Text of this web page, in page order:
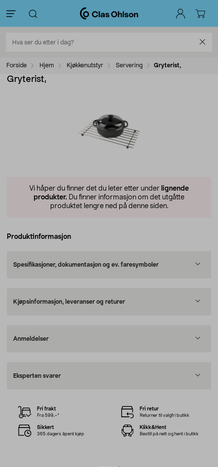
Forside Hjem Kjøkkenutstyr Servering Gryterist,
Gryterist,
Vi håper du finner det du leter etter under lignende
produkter. Du finner informasjon om det utgåtte
produktet lengre ned på denne siden.
Produktinformasjon
Spesifikasjoner, dokumentasjon og ev. faresymboler
Kjøpsinformasjon, leveranser og returer
Anmeldelser
Eksperten svarer
Fri frakt
Fra 599,–*
Fri retur
Returner til valgfri butikk
Sikkert
365 dagers åpent kjøp
Klikk&Hent
Bestill på nett og hent i butikk